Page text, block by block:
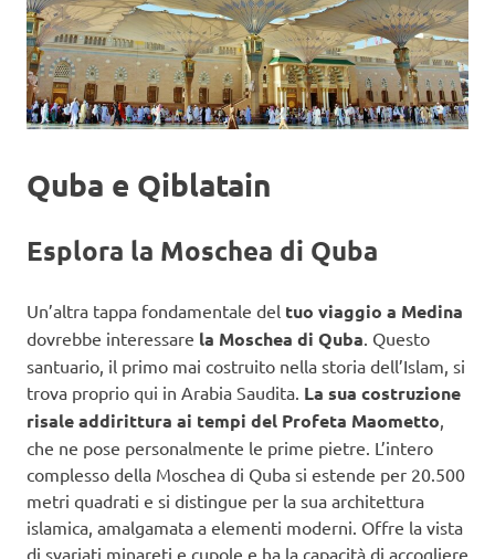
Quba e Qiblatain
Esplora la Moschea di Quba
Un’altra tappa fondamentale del tuo viaggio a Medina
dovrebbe interessare la Moschea di Quba. Questo
santuario, il primo mai costruito nella storia dell’Islam, si
trova proprio qui in Arabia Saudita. La sua costruzione
risale addirittura ai tempi del Profeta Maometto,
che ne pose personalmente le prime pietre. L’intero
complesso della Moschea di Quba si estende per 20.500
metri quadrati e si distingue per la sua architettura
islamica, amalgamata a elementi moderni. Offre la vista
di svariati minareti e cupole e ha la capacità di accogliere